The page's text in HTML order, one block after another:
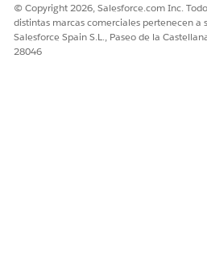
© Copyright 2026, Salesforce.com Inc.
distintas marcas comerciales pertenecen a
Salesforce Spain S.L., Paseo de la
28046